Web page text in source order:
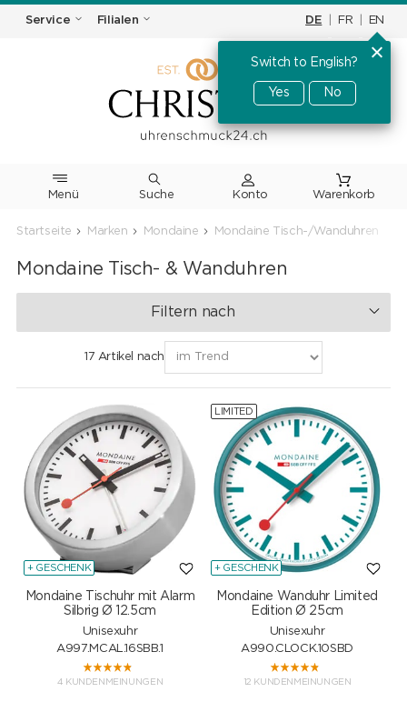
Service Filialen DE FR EN
Switch to English?
Yes No
Menü Suche Warenkorb
Startseite Marken Mondaine Mondaine Tisch-/Wanduhren
Mondaine Tisch- & Wanduhren
Filtern nach
17 Artikel nach
+ GESCHENK
Mondaine Tischuhr mit Alarm
Silbrig Ø 12.5cm
Unisexuhr
A997.MCAL.16SBB.1
4 KUNDENMEINUNGEN
LIMITED
+ GESCHENK
Mondaine Wanduhr Limited
Edition Ø 25cm
Unisexuhr
A990.CLOCK.10SBD
12 KUNDENMEINUNGEN